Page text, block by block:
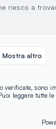
riesco a
verificate, sono
leggere tutte
Mostra altro